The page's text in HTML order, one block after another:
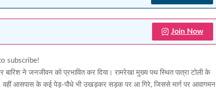
Join Now
subscribe!
ने जनजीवन को प्रभावित कर दिया। रामरेखा मुख्य पथ स्थित पात्रा टोली के
वहीं आसपास के कई पेड़-पौधे भी उखड़कर सड़क पर आ गिरे, जिससे मार्ग पर आवागमन